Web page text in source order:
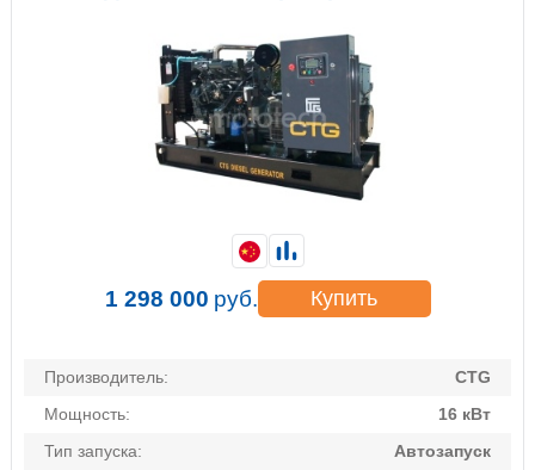
Производитель:
CTG
Мощность:
16 кВт
Тип запуска:
Автозапуск
1 298 000 руб. Купить